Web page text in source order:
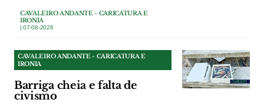
CAVALEIRO ANDANTE - CARICATURA E
IRONIA
| 07-08-2026
CAVALEIRO ANDANTE - CARICATURA E
IRONIA
Barriga cheia e falta de
civismo